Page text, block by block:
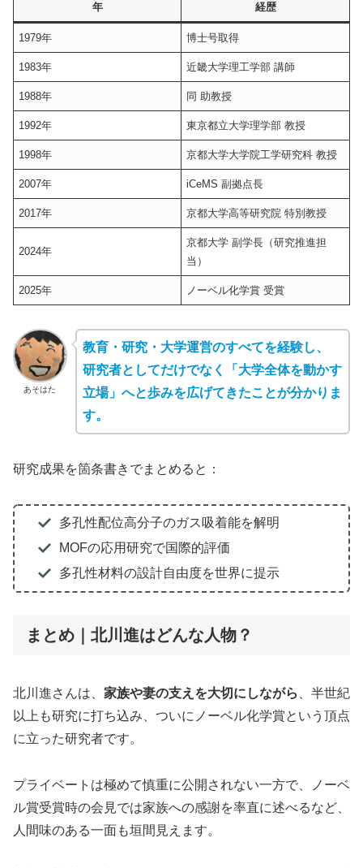
年 経歴
1979年 博士号取得
1983年 近畿大学理工学部 講師
1988年 同 助教授
1992年 東京都立大学理学部 教授
1998年 京都大学大学院工学研究科 教授
2007年 iCeMS 副拠点長
2017年 京都大学高等研究院 特別教授
2024年
京都大学 副学長（研究推進担
当）
2025年 ノーベル化学賞 受賞
あそはた
教育・研究・大学運営のすべてを経験し、
研究者としてだけでなく「大学全体を動かす
立場」へと歩みを広げてきたことが分かりま
す。
研究成果を箇条書きでまとめると：
多孔性配位高分子のガス吸着能を解明
MOFの応用研究で国際的評価
多孔性材料の設計自由度を世界に提示
まとめ｜北川進はどんな人物？
北川進さんは、 家族や妻の支えを大切にしながら
、半世紀
以上も研究に打ち込み、ついにノーベル化学賞という頂点
に立った研究者です。
プライベートは極めて慎重に公開されない一方で、ノーベ
ル賞受賞時の会見では家族への感謝を率直に述べるなど、
人間味のある一面も垣間見えます。